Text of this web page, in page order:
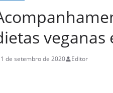
veganas
1 de setembro de 2020 Editor